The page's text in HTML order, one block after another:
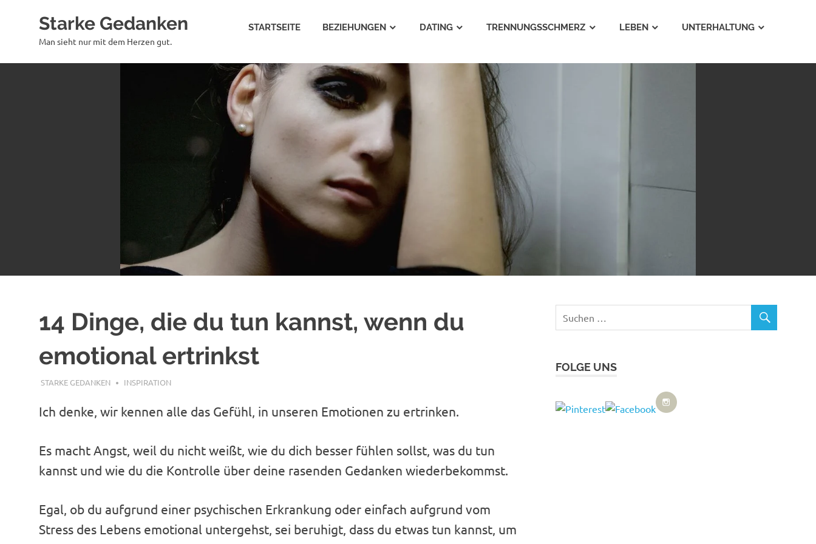
Starke Gedanken
Man sieht nur mit dem Herzen gut.
STARTSEITE BEZIEHUNGEN DATING TRENNUNGSSCHMERZ LEBEN UNTERHALTUNG
14 Dinge, die du tun kannst, wenn du
emotional ertrinkst
JANUAR 8, 2023
STARKE GEDANKEN INSPIRATION
Ich denke, wir kennen alle das Gefühl, in unseren Emotionen zu ertrinken.
Es macht Angst, weil du nicht weißt, wie du dich besser fühlen sollst, was du tun
kannst und wie du die Kontrolle über deine rasenden Gedanken wiederbekommst.
Egal, ob du aufgrund einer psychischen Erkrankung oder einfach aufgrund vom
Stress des Lebens emotional untergehst, sei beruhigt, dass du etwas tun kannst, um
FOLGE UNS